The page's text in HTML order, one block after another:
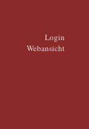
Login
Webansicht